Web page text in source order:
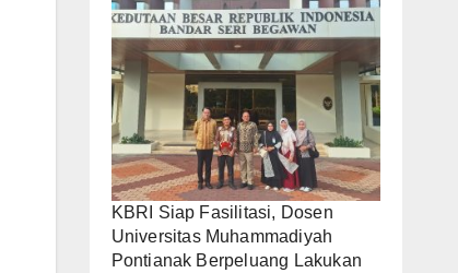
KBRI Siap Fasilitasi, Dosen
Universitas Muhammadiyah
Pontianak Berpeluang Lakukan